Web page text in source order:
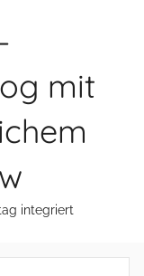
mit
integriert